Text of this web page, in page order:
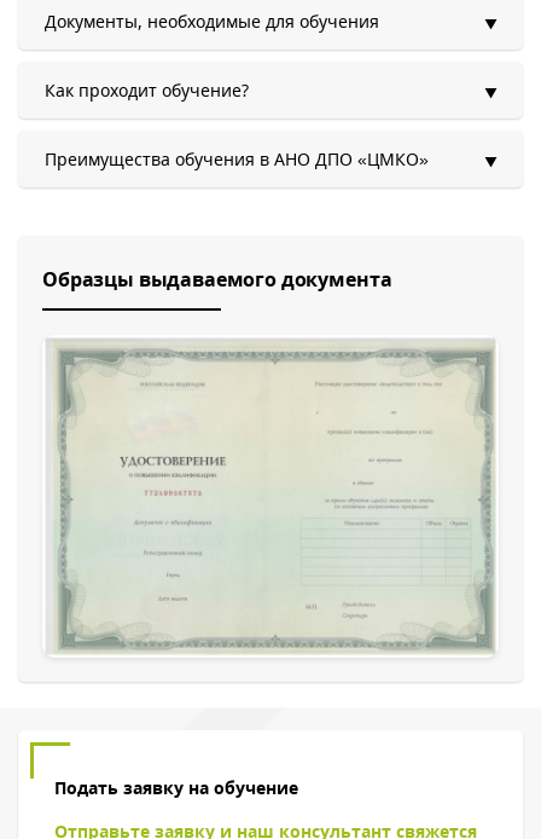
Документы, необходимые для обучения
Как проходит обучение?
Преимущества обучения в АНО ДПО «ЦМКО»
Образцы выдаваемого документа
Подать заявку на обучение
Отправьте заявку и наш консультант свяжется
Обратный звонок